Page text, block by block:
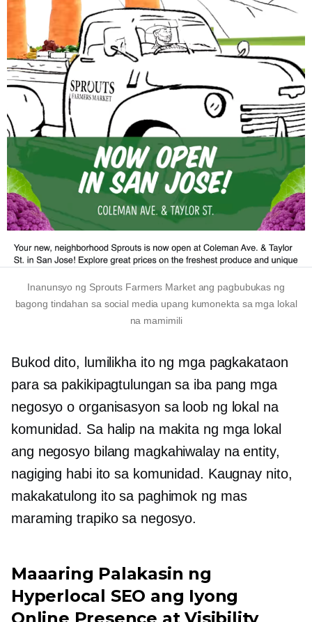
Inanunsyo ng Sprouts Farmers Market ang pagbubukas ng
bagong tindahan sa social media upang kumonekta sa mga lokal
na mamimili
Bukod dito, lumilikha ito ng mga pagkakataon
para sa pakikipagtulungan sa iba pang mga
negosyo o organisasyon sa loob ng lokal na
komunidad. Sa halip na makita ng mga lokal
ang negosyo bilang magkahiwalay na entity,
nagiging habi ito sa komunidad. Kaugnay nito,
makakatulong ito sa paghimok ng mas
maraming trapiko sa negosyo.
Maaaring Palakasin ng
Hyperlocal SEO ang Iyong